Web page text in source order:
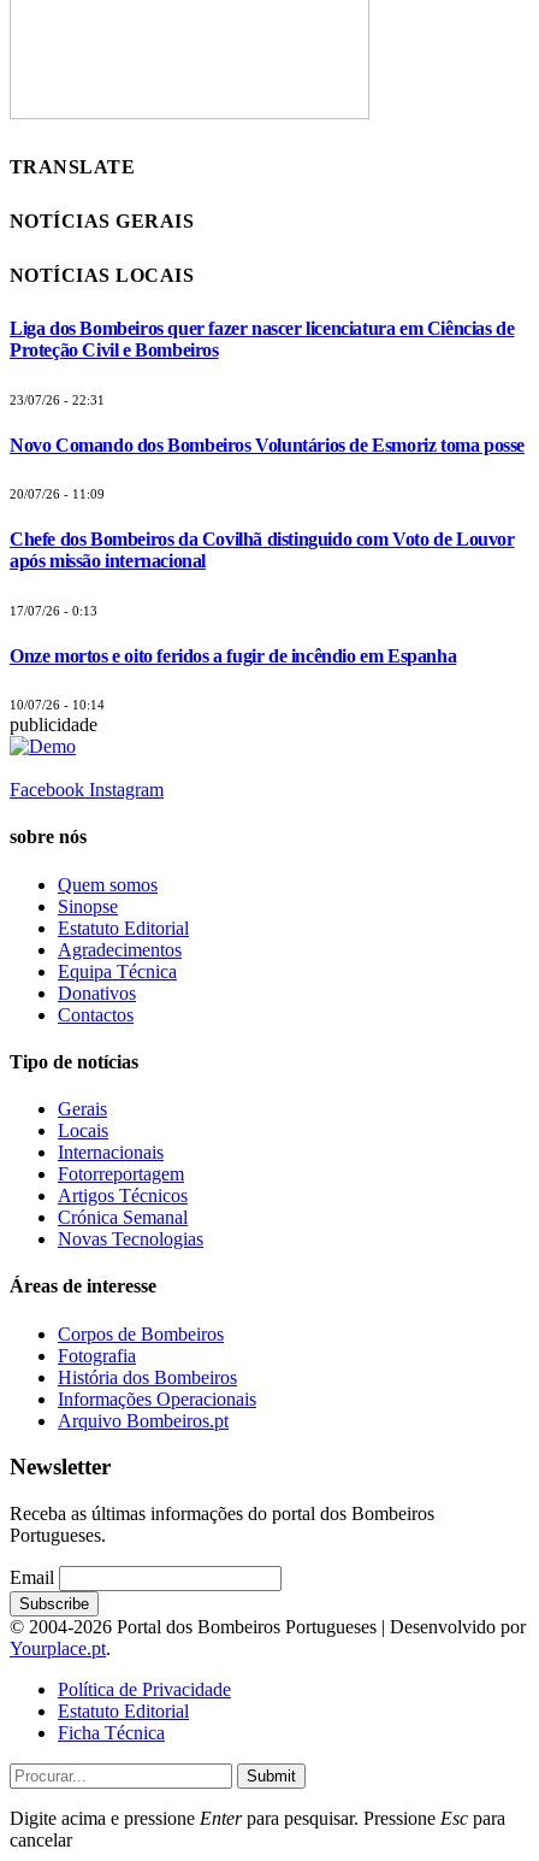
TRANSLATE
NOTÍCIAS GERAIS
NOTÍCIAS LOCAIS
Liga dos Bombeiros quer fazer nascer licenciatura em Ciências de
Proteção Civil e Bombeiros
23/07/26 - 22:31
Novo Comando dos Bombeiros Voluntários de Esmoriz toma posse
20/07/26 - 11:09
Chefe dos Bombeiros da Covilhã distinguido com Voto de Louvor
após missão internacional
17/07/26 - 0:13
Onze mortos e oito feridos a fugir de incêndio em Espanha
10/07/26 - 10:14
publicidade
Facebook Instagram
sobre nós
Quem somos
Sinopse
Estatuto Editorial
Agradecimentos
Equipa Técnica
Donativos
Contactos
Tipo de notícias
Gerais
Locais
Internacionais
Fotorreportagem
Artigos Técnicos
Crónica Semanal
Novas Tecnologias
Áreas de interesse
Corpos de Bombeiros
Fotografia
História dos Bombeiros
Informações Operacionais
Arquivo Bombeiros.pt
Newsletter
Receba as últimas informações do portal dos Bombeiros
Portugueses.
Email
© 2004-2026 Portal dos Bombeiros Portugueses | Desenvolvido por
Yourplace.pt.
Política de Privacidade
Estatuto Editorial
Ficha Técnica
Submit
Digite acima e pressione Enterpara pesquisar. Pressione Esc para
cancelar